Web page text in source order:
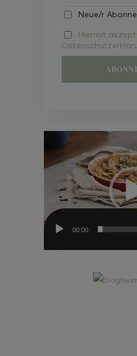
Neue/r
Hiermit
Video-
00:00